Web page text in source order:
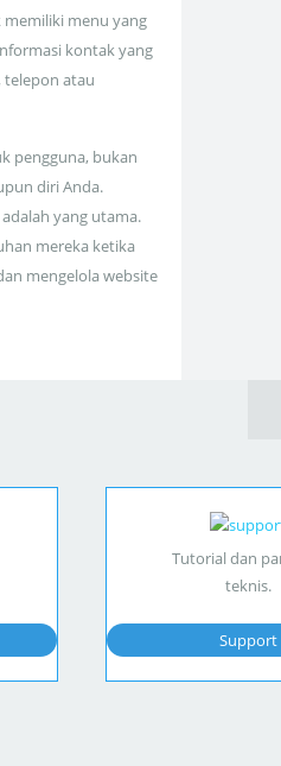
memiliki menu yang
kontak yang
telepon atau
pengguna, bukan
diri Anda.
yang utama.
mereka ketika
mengelola website
Tutorial dan
teknis.
Support